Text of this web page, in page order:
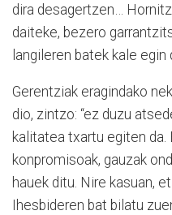
dira desagertzen…
daiteke, bezero
langileren batek kale egin
Gerentziak eragindako
dio, zintzo: “ez duzu
kalitatea txartu egiten da.
konpromisoak, gauzak
hauek ditu. Nire kasuan,
Ihesbideren bat bilatu